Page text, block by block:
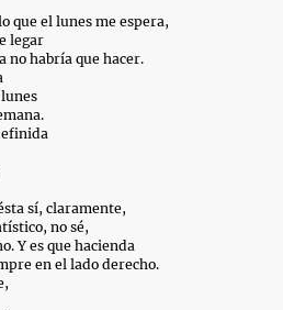
que el lunes me espera,
legar
no habría que hacer.
sí, claramente,
no sé,
Y es que hacienda
en el lado derecho.